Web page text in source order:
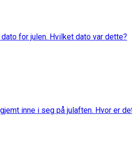
for julen. Hvilket dato var dette?
inne i seg på julaften. Hvor er